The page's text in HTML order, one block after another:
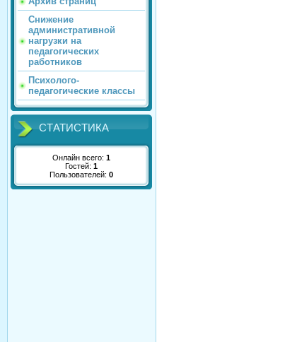
Снижение
административной
нагрузки на
педагогических
работников
Психолого-
педагогические классы
СТАТИСТИКА
Онлайн всего: 1
Гостей: 1
Пользователей: 0